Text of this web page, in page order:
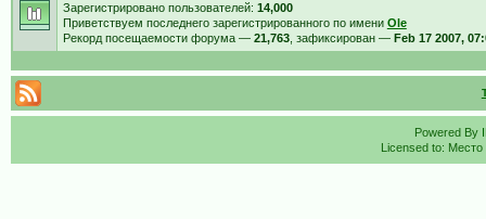
Зарегистрировано пользователей: 14,000
Приветствуем последнего зарегистрированного по имени Ole
Рекорд посещаемости форума — 21,763, зафиксирован — Feb 17 2007,
Powered By
Licensed to: